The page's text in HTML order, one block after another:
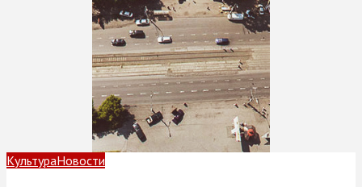
КультураНовости